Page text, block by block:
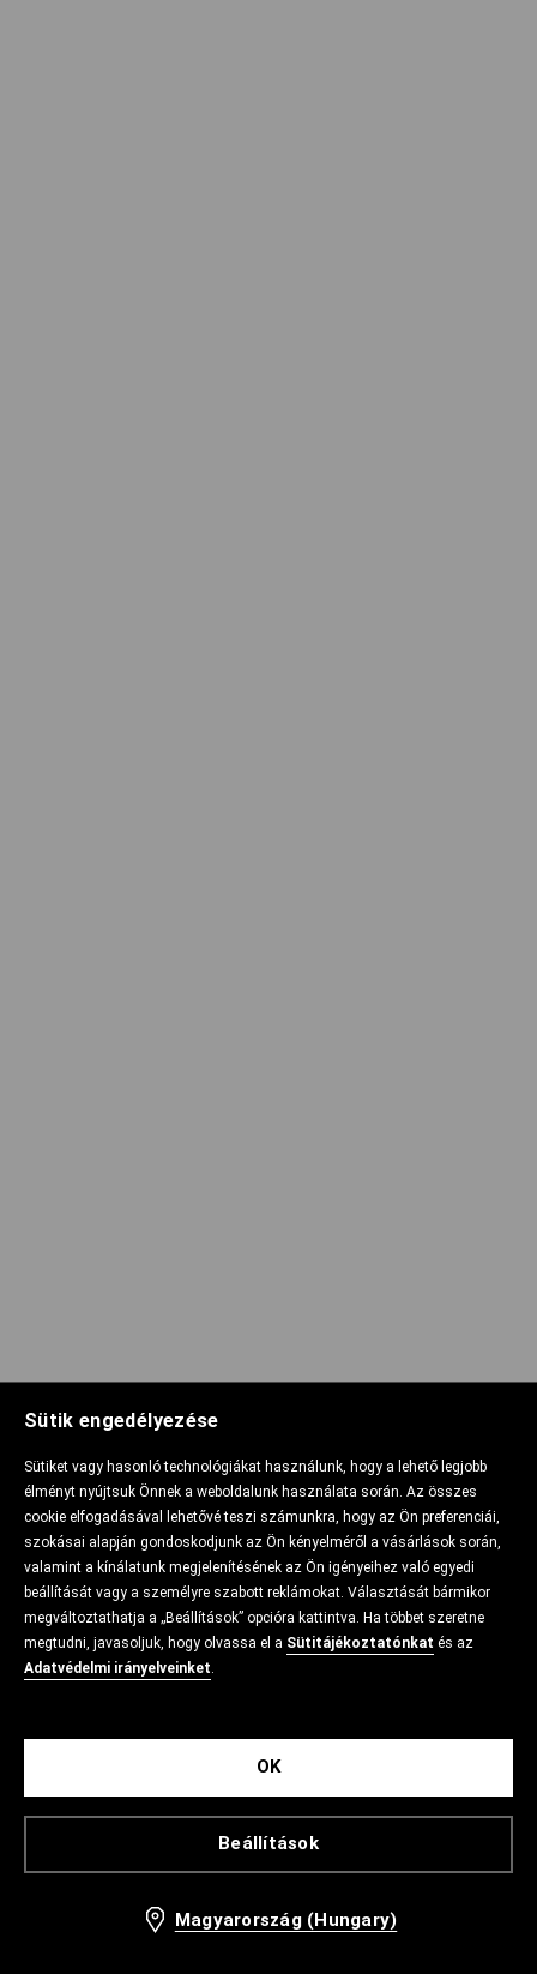
Sütik engedélyezése
Sütiket vagy hasonló technológiákat használunk, hogy a lehető legjobb
élményt nyújtsuk Önnek a weboldalunk használata során. Az összes
cookie elfogadásával lehetővé teszi számunkra, hogy az Ön preferenciái,
szokásai alapján gondoskodjunk az Ön kényelméről a vásárlások során,
valamint a kínálatunk megjelenítésének az Ön igényeihez való egyedi
beállítását vagy a személyre szabott reklámokat. Választását bármikor
megváltoztathatja a „Beállítások” opcióra kattintva. Ha többet szeretne
megtudni, javasoljuk, hogy olvassa el a Sütitájékoztatónkat és az
Adatvédelmi irányelveinket.
Beállítások
OK
Magyarország (Hungary)